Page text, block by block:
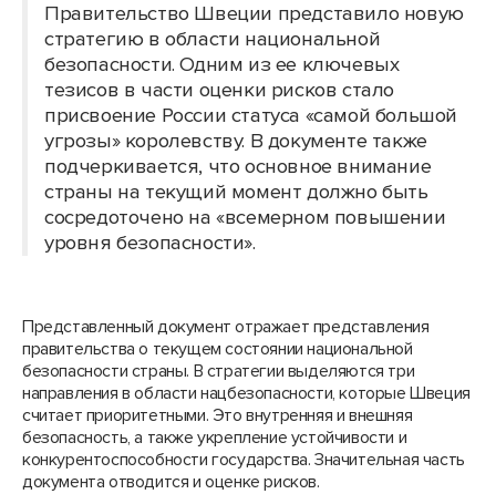
Правительство Швеции представило новую
стратегию в области национальной
безопасности. Одним из ее ключевых
тезисов в части оценки рисков стало
присвоение России статуса «самой большой
угрозы» королевству. В документе также
подчеркивается, что основное внимание
страны на текущий момент должно быть
сосредоточено на «всемерном повышении
уровня безопасности».
Представленный документ отражает представления
правительства о текущем состоянии национальной
безопасности страны. В стратегии выделяются три
направления в области нацбезопасности, которые Швеция
считает приоритетными. Это внутренняя и внешняя
безопасность, а также укрепление устойчивости и
конкурентоспособности государства. Значительная часть
документа отводится и оценке рисков.